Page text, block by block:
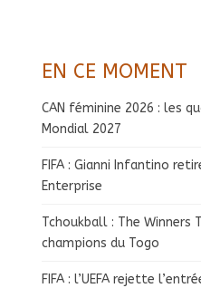
EN CE MOMENT
CAN féminine 2026 : les
Mondial 2027
FIFA : Gianni Infantino
Enterprise
Tchoukball : The Winners
champions du Togo
FIFA : l’UEFA rejette